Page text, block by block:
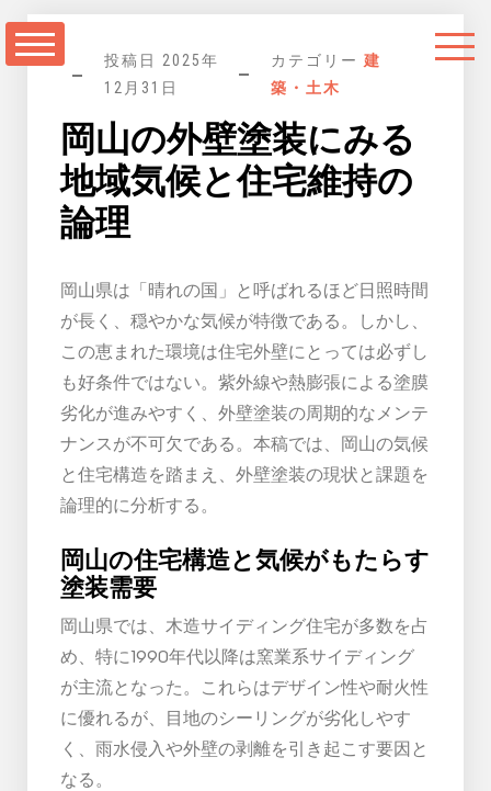
ン
投稿日 2025年
12月31日
カテゴリー 建
築・土木
岡山の外壁塗装にみる
地域気候と住宅維持の
論理
岡山県は「晴れの国」と呼ばれるほど日照時間
が長く、穏やかな気候が特徴である。しかし、
この恵まれた環境は住宅外壁にとっては必ずし
も好条件ではない。紫外線や熱膨張による塗膜
劣化が進みやすく、外壁塗装の周期的なメンテ
ナンスが不可欠である。本稿では、岡山の気候
と住宅構造を踏まえ、外壁塗装の現状と課題を
論理的に分析する。
岡山の住宅構造と気候がもたらす
塗装需要
岡山県では、木造サイディング住宅が多数を占
め、特に1990年代以降は窯業系サイディング
が主流となった。これらはデザイン性や耐火性
に優れるが、目地のシーリングが劣化しやす
く、雨水侵入や外壁の剥離を引き起こす要因と
なる。